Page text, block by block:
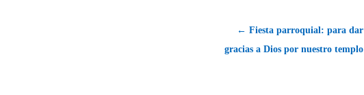
← Fiesta parroquial: para dar
gracias a Dios por nuestro templo